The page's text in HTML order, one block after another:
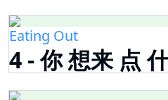
Eating Out
4 - 你 想来 点